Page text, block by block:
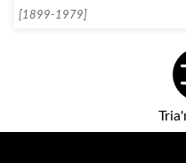
[1899-1979]